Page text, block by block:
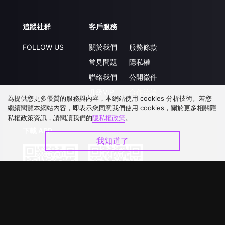
追蹤社群
FOLLOW US
客戶服務
關於我們
常見問題
聯絡我們
服務條款
隱私權
公開徵件
下載 APP
為提供您更多優質的服務與內容，本網站使用 cookies 分析技術。若您
繼續閱覽本網站內容，即表示您同意我們使用 cookies，關於更多相關隱
私權政策資訊，請閱讀我們的隱私權政策。
我知道了